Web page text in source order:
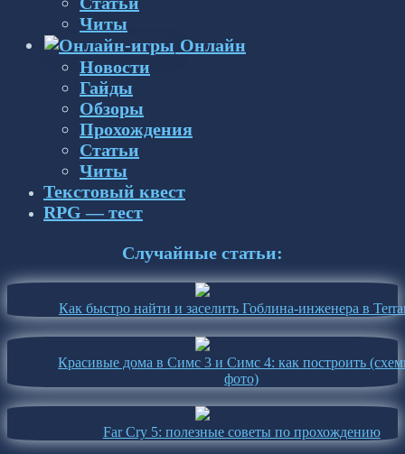
Читы
Онлайн
Новости
Гайды
Обзоры
Прохождения
Статьи
Читы
Текстовый квест
RPG — тест
Случайные статьи:
Как быстро найти и заселить Гоблина-инженера в
Красивые дома в Симс 3 и Симс 4: как построить
фото)
Far Cry 5: полезные советы по прохождению